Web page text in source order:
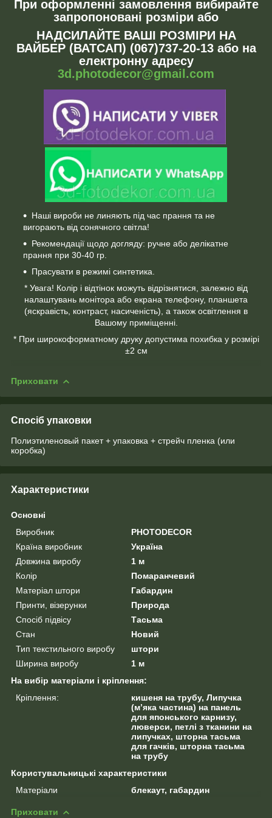
При оформленні замовлення вибирайте
запропоновані розміри або
НАДСИЛАЙТЕ ВАШІ РОЗМІРИ НА
ВАЙБЕР (ВАТСАП) (067)737-20-13 або на
електронну адресу
3d.photodecor@gmail.com
Наші вироби не линяють під час прання та не
вигорають від сонячного світла!
Рекомендації щодо догляду: ручне або делікатне
прання при 30-40 гр.
Прасувати в режимі синтетика.
* Увага! Колір і відтінок можуть відрізнятися, залежно від
налаштувань монітора або екрана телефону, планшета
(яскравість, контраст, насиченість), а також освітлення в
Вашому приміщенні.
* При широкоформатному друку допустима похибка у розмірі
±2 см
Приховати
Спосіб упаковки
Полиэтиленовый пакет + упаковка + стрейч пленка (или
коробка)
Характеристики
Основні
Виробник
PHOTODECOR
Країна виробник
Україна
Довжина виробу
1 м
Колір
Помаранчевий
Матеріал штори
Габардин
Принти, візерунки
Природа
Спосіб підвісу
Тасьма
Стан
Новий
Тип текстильного виробу
штори
Ширина виробу
1 м
На вибір матеріали і кріплення:
Кріплення:
кишеня на трубу, Липучка
(м’яка частина) на панель
для японського карнизу,
люверси, петлі з тканини на
липучках, шторна тасьма
для гачків, шторна тасьма
на трубу
Користувальницькі характеристики
Матеріали
блекаут, габардин
Приховати